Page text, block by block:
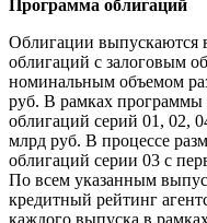
Программа облигаций
Облигации выпускаются
облигаций с залоговым
номинальным объемом
руб. В рамках
облигаций серий 01, 02,
млрд руб. В процессе
облигаций серии 03 с
По всем указанным
кредитный рейтинг